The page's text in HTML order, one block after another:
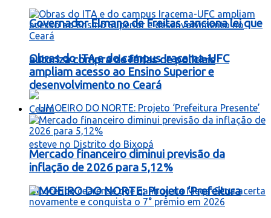
Governador Elmano de Freitas sanciona lei que
autoriza compra de férias de policiais
LIMOEIRO DO NORTE: Projeto ‘Prefeitura
Obras do ITA e do campus Iracema-UFC
ampliam acesso ao Ensino Superior e
desenvolvimento no Ceará
Ceará
Mercado financeiro diminui previsão da
inflação de 2026 para 5,12%